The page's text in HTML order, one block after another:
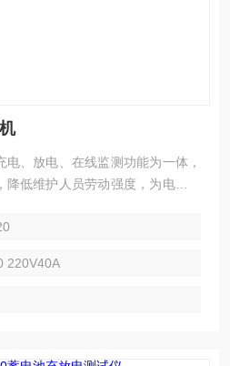
、放电、在线监测功能为一体，
低维护人员劳动强度，为电池和
220V40A